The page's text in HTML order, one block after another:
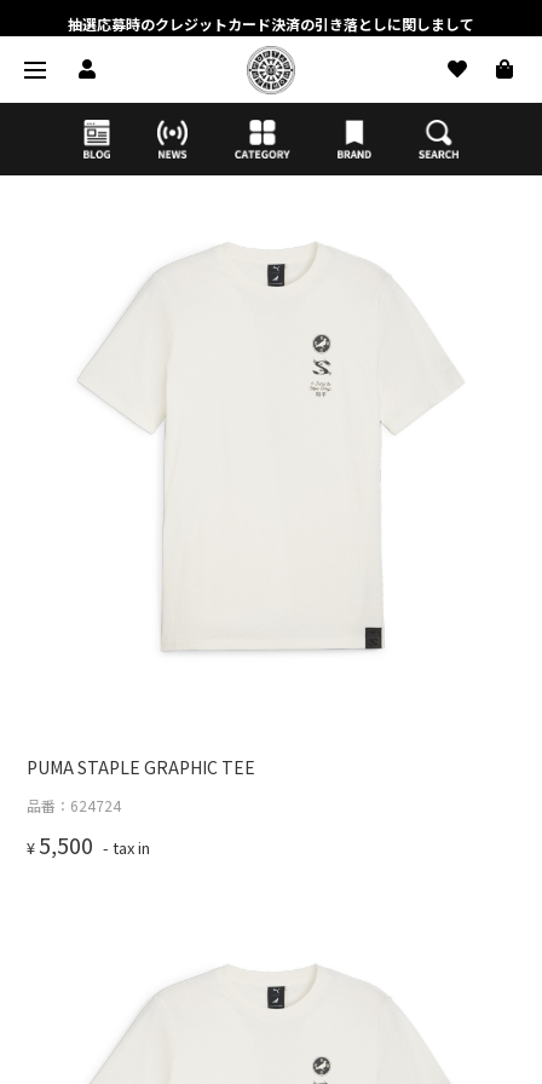
抽選応募時のクレジットカード決済の引き落としに関しまして
【応募前に必ずお読みください】抽選応募に関する注意事項
MORTAR ONLINE STOREの会員に関しまして
PUMA STAPLE GRAPHIC TEE
品番：624724
¥ 5,500 - tax in